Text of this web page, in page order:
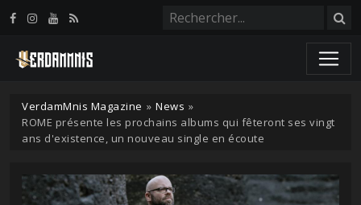
VerdamMnis Magazine » News »
ROME présente les prochains albums qui fêteront ses vingt
ans d'existence, un nouveau single en écoute
Panneau de gestion des cookies